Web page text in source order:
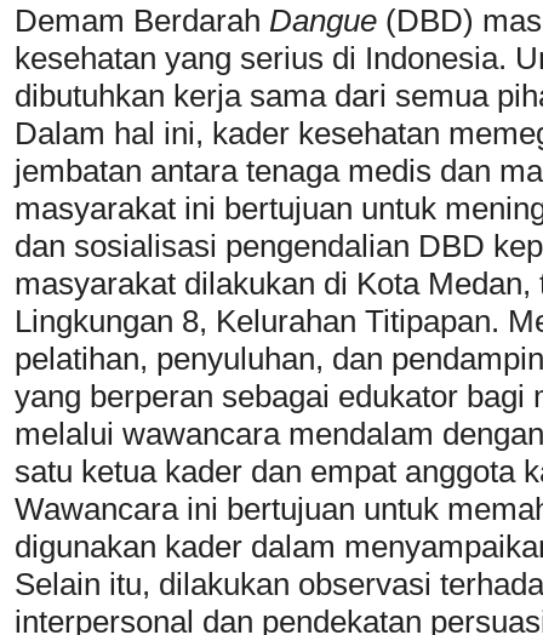
Demam Berdarah Dangue (DBD)
kesehatan yang serius di Indonesia.
dibutuhkan kerja sama dari semua
Dalam hal ini, kader kesehatan
jembatan antara tenaga medis dan
masyarakat ini bertujuan untuk
dan sosialisasi pengendalian DBD
masyarakat dilakukan di Kota
Lingkungan 8, Kelurahan Titipapan.
pelatihan, penyuluhan, dan
yang berperan sebagai edukator
melalui wawancara mendalam
satu ketua kader dan empat anggota
Wawancara ini bertujuan untuk
digunakan kader dalam
Selain itu, dilakukan observasi
interpersonal dan pendekatan